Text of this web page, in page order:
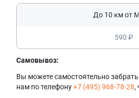
До 10 км от
590 ₽
Самовывоз:
Вы можете самостоятельно
нам по телефону+7 (495) 968-78-28,